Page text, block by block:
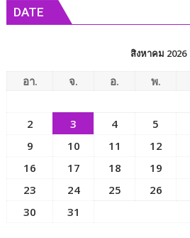
DATE
สิงหาคม 2026
อา. จ. อ. พ.
2
3 4 5
9
10 11 12
16
17 18 19
23
24 25 26
30
31